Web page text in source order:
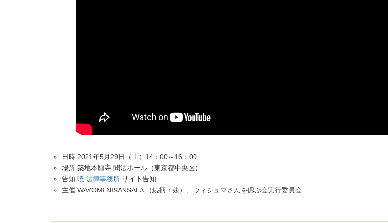
日時 2021年5月29日（土）14：00～16：00
場所 築地本願寺 聞法ホール（東京都中央区）
告知 暁 法律事務所 サイト告知
主催 WAYOMI NISANSALA （続柄：妹）、ウィシュマさんを偲ぶ会実⾏委員会